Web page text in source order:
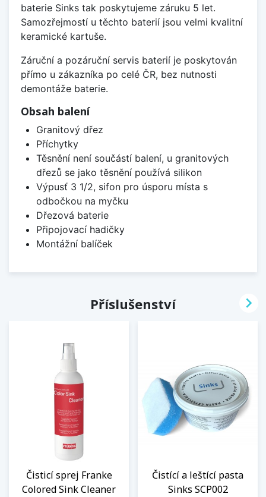
baterie Sinks tak poskytujeme záruku 5 let.
Samozřejmostí u těchto baterií jsou velmi kvalitní
keramické kartuše.
Záruční a pozáruční servis baterií je poskytován
přímo u zákazníka po celé ČR, bez nutnosti
demontáže baterie.
Obsah balení
Granitový dřez
Příchytky
Těsnění není součástí balení, u granitových
dřezů se jako těsnění používá silikon
Výpusť 3 1/2, sifon pro úsporu místa s
odbočkou na myčku
Dřezová baterie
Připojovací hadičky
Montážní balíček
Příslušenství
Čisticí sprej Franke
Colored Sink Cleaner
Čistící a leštící pasta
Sinks SCP002
